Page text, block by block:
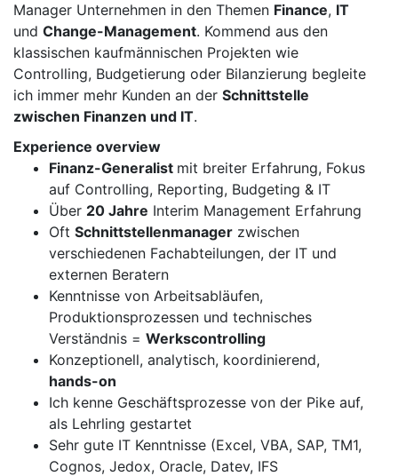
Manager Unternehmen in den Themen Finance, IT
und Change-Management. Kommend aus den
klassischen kaufmännischen Projekten wie
Controlling, Budgetierung oder Bilanzierung begleite
ich immer mehr Kunden an der Schnittstelle
zwischen Finanzen und IT.
Experience overview
Finanz-Generalist mit breiter Erfahrung, Fokus
auf Controlling, Reporting, Budgeting & IT
Über 20 Jahre Interim Management Erfahrung
Oft Schnittstellenmanager zwischen
verschiedenen Fachabteilungen, der IT und
externen Beratern
Kenntnisse von Arbeitsabläufen,
Produktionsprozessen und technisches
Verständnis = Werkscontrolling
Konzeptionell, analytisch, koordinierend,
hands-on
Ich kenne Geschäftsprozesse von der Pike auf,
als Lehrling gestartet
Sehr gute IT Kenntnisse (Excel, VBA, SAP, TM1,
Cognos, Jedox, Oracle, Datev, IFS